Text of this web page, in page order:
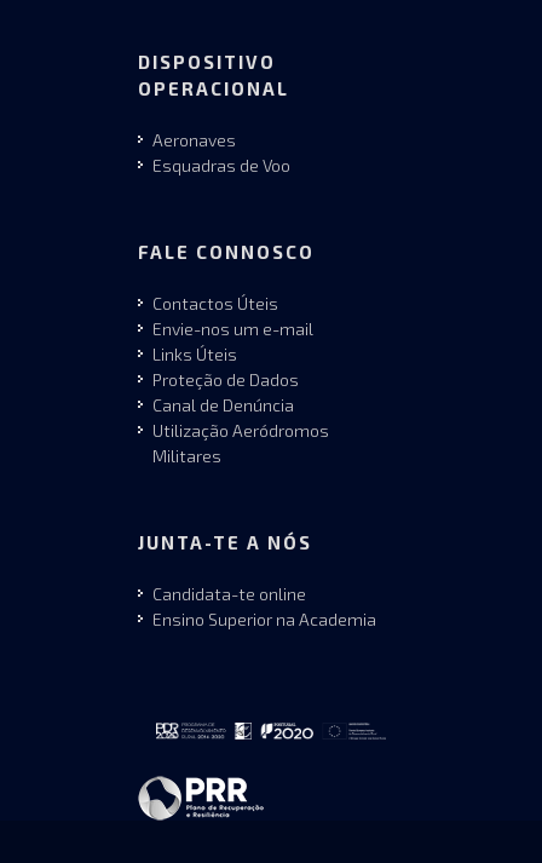
DISPOSITIVO
OPERACIONAL
Aeronaves
Esquadras de Voo
FALE CONNOSCO
Contactos Úteis
Envie-nos um e-mail
Links Úteis
Proteção de Dados
Canal de Denúncia
Utilização Aeródromos
Militares
JUNTA-TE A NÓS
Candidata-te online
Ensino Superior na Academia